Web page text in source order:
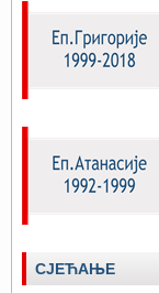
СЈЕЋАЊЕ